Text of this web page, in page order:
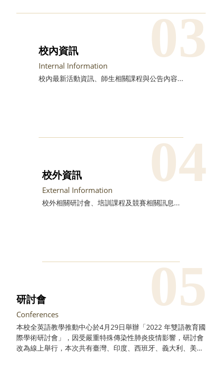
校內資訊
Internal Information
校內最新活動資訊、師生相關課程與公告內容...
校外資訊
External Information
校外相關研討會、培訓課程及競賽相關訊息...
研討會
Conferences
本校全英語教學推動中心於4月29日舉辦「2022 年雙語教育國
際學術研討會」，因受嚴重特殊傳染性肺炎疫情影響，研討會
改為線上舉行，本次共有臺灣、印度、西班牙、義大利、美